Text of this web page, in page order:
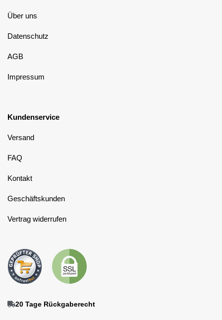
Über uns
Datenschutz
AGB
Impressum
Kundenservice
Versand
FAQ
Kontakt
Geschäftskunden
Vertrag widerrufen
20 Tage Rückgaberecht